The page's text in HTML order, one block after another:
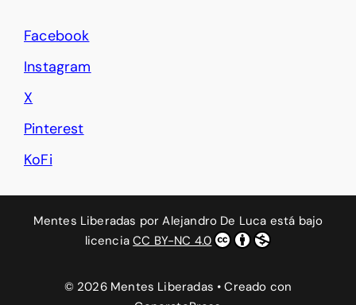
Facebook
Instagram
X
Pinterest
KoFi
Mentes Liberadas porAlejandro De Luca está bajo
licenciaCC BY-NC 4.0
© 2026 Mentes Liberadas • Creado con